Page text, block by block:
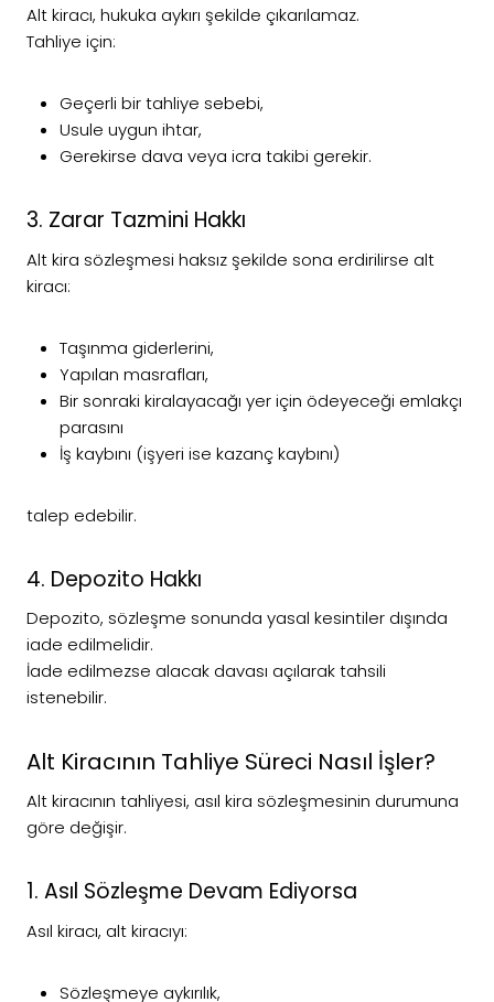
Alt kiracı, hukuka aykırı şekilde çıkarılamaz.
Tahliye için:
Geçerli bir tahliye sebebi,
Usule uygun ihtar,
Gerekirse dava veya icra takibi gerekir.
3. Zarar Tazmini Hakkı
Alt kira sözleşmesi haksız şekilde sona erdirilirse alt
kiracı:
Taşınma giderlerini,
Yapılan masrafları,
Bir sonraki kiralayacağı yer için ödeyeceği emlakçı
parasını
İş kaybını (işyeri ise kazanç kaybını)
talep edebilir.
4. Depozito Hakkı
Depozito, sözleşme sonunda yasal kesintiler dışında
iade edilmelidir.
İade edilmezse alacak davası açılarak tahsili
istenebilir.
Alt Kiracının Tahliye Süreci Nasıl İşler?
Alt kiracının tahliyesi, asıl kira sözleşmesinin durumuna
göre değişir.
1. Asıl Sözleşme Devam Ediyorsa
Asıl kiracı, alt kiracıyı:
Sözleşmeye aykırılık,